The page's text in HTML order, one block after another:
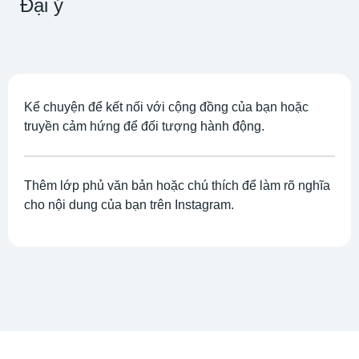
Đại ý
Kể chuyện để kết nối với cộng đồng của bạn hoặc
truyền cảm hứng để đối tượng hành động.
Thêm lớp phủ văn bản hoặc chú thích để làm rõ nghĩa
cho nội dung của bạn trên Instagram.